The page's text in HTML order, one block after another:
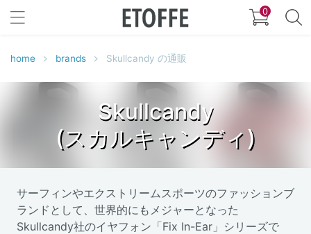
0
home brands Skullcandy の通販
Skullcandy
(スカルキャンディ)
サーフィンやエクストリームスポーツのファッションブ
ランドとして、世界的にもメジャーとなった
Skullcandy社のイヤフォン「Fix In-Ear」シリーズで